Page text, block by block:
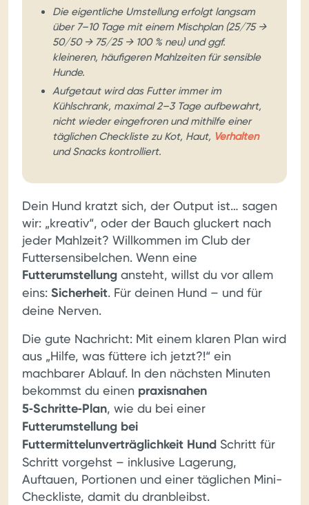
Die eigentliche Umstellung erfolgt langsam
über 7–10 Tage mit einem Mischplan (25/75 →
50/50 → 75/25 → 100 % neu) und ggf.
kleineren, häufigeren Mahlzeiten für sensible
Hunde.
Aufgetaut wird das Futter immer im
Kühlschrank, maximal 2–3 Tage aufbewahrt,
nicht wieder eingefroren und mithilfe einer
täglichen Checkliste zu Kot, Haut, Verhalten
und Snacks kontrolliert.
Dein Hund kratzt sich, der Output ist… sagen
wir: „kreativ“, oder der Bauch gluckert nach
jeder Mahlzeit? Willkommen im Club der
Futtersensibelchen. Wenn eine
Futterumstellung ansteht, willst du vor allem
eins: Sicherheit. Für deinen Hund – und für
deine Nerven.
Die gute Nachricht: Mit einem klaren Plan wird
aus „Hilfe, was füttere ich jetzt?!“ ein
machbarer Ablauf. In den nächsten Minuten
bekommst du einen praxisnahen
5‑Schritte‑Plan, wie du bei einer
Futterumstellung bei
Futtermittelunverträglichkeit Hund Schritt für
Schritt vorgehst – inklusive Lagerung,
Auftauen, Portionen und einer täglichen Mini-
Checkliste, damit du dranbleibst.